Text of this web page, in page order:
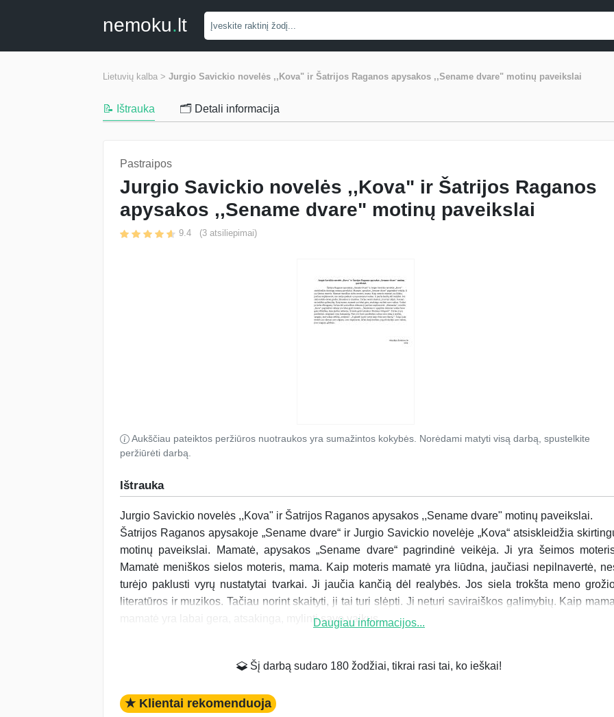
nemoku.lt
Lietuvių kalba > Jurgio Savickio novelės ,,Kova" ir Šatrijos Raganos apysakos ,,Sename dvare" motinų paveikslai
📝 Ištrauka 🗂️ Detali informacija
Pastraipos
Jurgio Savickio novelės ,,Kova" ir Šatrijos Raganos
apysakos ,,Sename dvare" motinų paveikslai
9.4 (3 atsiliepimai)
Aukščiau pateiktos peržiūros nuotraukos yra sumažintos kokybės. Norėdami matyti visą darbą, spustelkite
peržiūrėti darbą.
Ištrauka
Jurgio Savickio novelės ,,Kova" ir Šatrijos Raganos apysakos ,,Sename dvare" motinų paveikslai.
Šatrijos Raganos apysakoje „Sename dvare“ ir Jurgio Savickio novelėje „Kova“ atsiskleidžia
motinų paveikslai. Mamatė, apysakos „Sename dvare“ pagrindinė veikėja. Ji yra šeimos
Mamatė meniškos sielos moteris, mama. Kaip moteris mamatė yra liūdna, jaučiasi nepilnavertė,
turėjo paklusti vyrų nustatytai tvarkai. Ji jaučia kančią dėl realybės. Jos siela trokšta meno
literatūros ir muzikos. Tačiau norint skaityti, ji tai turi slėpti. Ji neturi saviraiškos galimybių. Kaip
mamatė yra labai gera, atsakinga, mylinti savo vaikus....
Daugiau informacijos...
Šį darbą sudaro 180 žodžiai, tikrai rasi tai, ko ieškai!
★ Klientai rekomenduoja